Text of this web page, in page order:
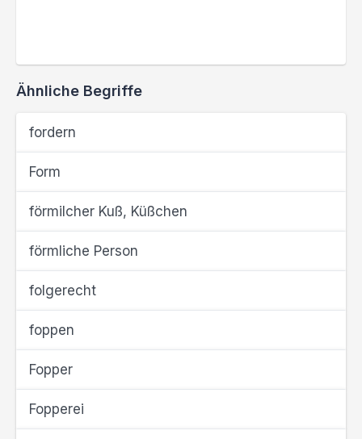
Ähnliche Begriffe
fordern
Form
förmilcher Kuß, Küßchen
förmliche Person
folgerecht
foppen
Fopper
Fopperei